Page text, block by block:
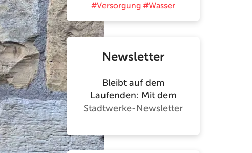
#Versorgung #Wasser
Newsletter
Bleibt auf dem
Laufenden: Mit dem
Stadtwerke-Newsletter